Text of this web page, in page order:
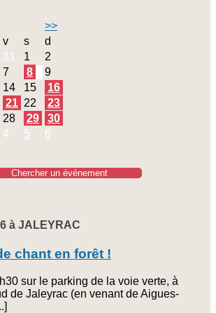
>>
v s
d
31 1
2
7 8
9
14 15
16
21 22
23
28 29
30
4 5 6
Chercher un événement
à JALEYRAC
chant en forêt !
sur le parking de la voie verte, à
de Jaleyrac (en venant de Aigues-